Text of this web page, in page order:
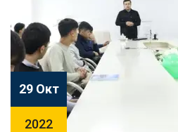
29 Окт
2022